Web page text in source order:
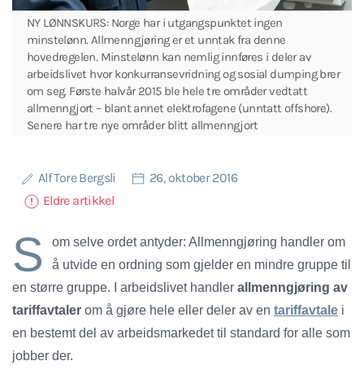
NY LØNNSKURS: Norge har i utgangspunktet ingen
minstelønn. Allmenngjøring er et unntak fra denne
hovedregelen. Minstelønn kan nemlig innføres i deler av
arbeidslivet hvor konkurransevridning og sosial dumping brer
om seg. Første halvår 2015 ble hele tre områder vedtatt
allmenngjort – blant annet elektrofagene (unntatt offshore).
Senere har tre nye områder blitt allmenngjort
Alf Tore Bergsli
26, oktober 2016
Eldre artikkel
S
om selve ordet antyder: Allmenngjøring handler om
å utvide en ordning som gjelder en mindre gruppe til
en større gruppe. I arbeidslivet handler allmenngjøring av
tariffavtaler om å gjøre hele eller deler av en tariffavtale i
en bestemt del av arbeidsmarkedet til standard for alle som
jobber der.